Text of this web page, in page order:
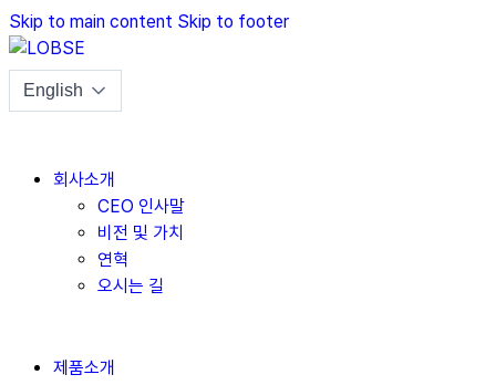
Skip to main content Skip to footer
회사소개
CEO 인사말
비전 및 가치
연혁
오시는 길
제품소개